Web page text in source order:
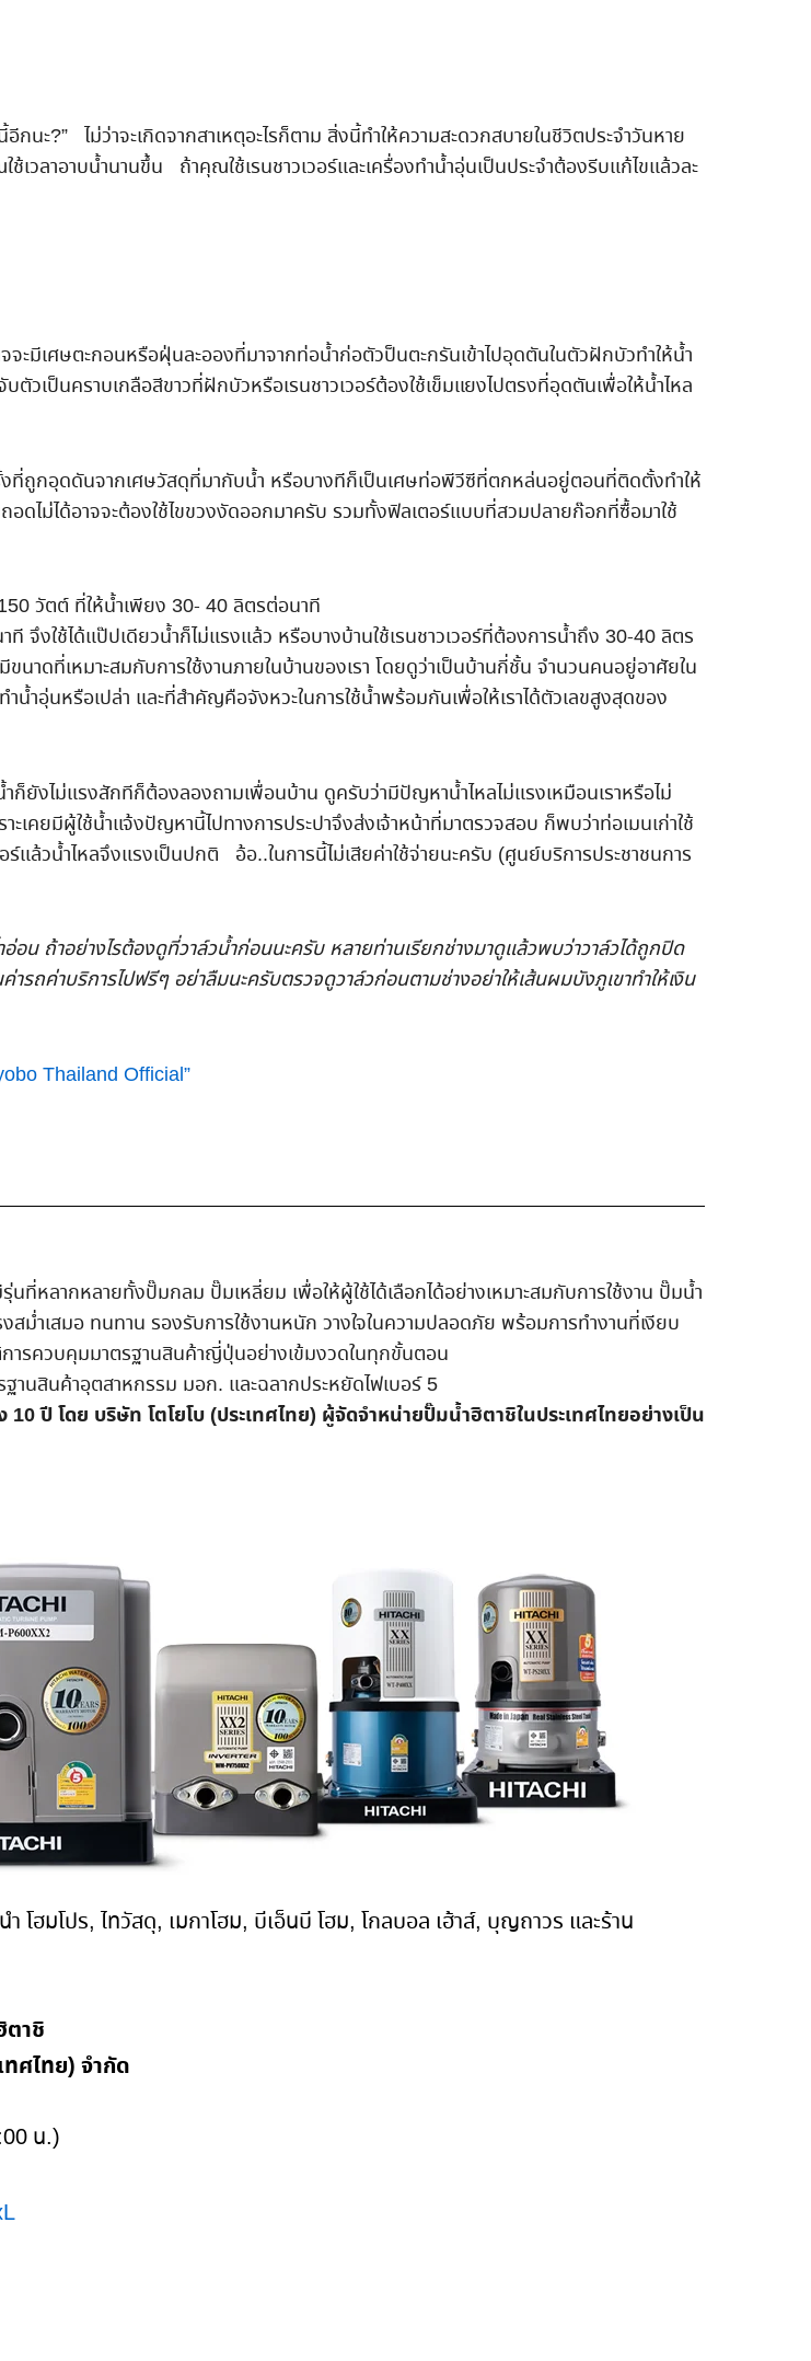
?” ไม่ว่าจะเกิดจากสาเหตุอะไรก็ตาม สิ่งนี้ทำให้ความสะดวกสบายในชีวิตประจำวันหาย
วลาอาบน้ำนานขึ้น ถ้าคุณใช้เรนชาวเวอร์และเครื่องทำน้ำอุ่นเป็นประจำต้องรีบแก้ไขแล้วละ
จจะมีเศษตะกอนหรือฝุ่นละอองที่มาจากท่อน้ำก่อตัวป็นตะกรันเข้าไปอุดตันในตัวฝักบัวทำให้น้ำ
วเป็นคราบเกลือสีขาวที่ฝักบัวหรือเรนชาวเวอร์ต้องใช้เข็มแยงไปตรงที่อุดตันเพื่อให้น้ำไหล
ถูกอุดดันจากเศษวัสดุที่มากับน้ำ หรือบางทีก็เป็นเศษท่อพีวีซีที่ตกหล่นอยู่ตอนที่ติดตั้งทำให้
ดไม่ได้อาจจะต้องใช้ไขขวงงัดออกมาครับ รวมทั้งฟิลเตอร์แบบที่สวมปลายก๊อกที่ซื้อมาใช้
วัตต์ ที่ให้น้ำเพียง 30- 40 ลิตรต่อนาที
งใช้ได้แป๊ปเดียวน้ำก็ไม่แรงแล้ว หรือบางบ้านใช้เรนชาวเวอร์ที่ต้องการน้ำถึง 30-40 ลิตร
าดที่เหมาะสมกับการใช้งานภายในบ้านของเรา โดยดูว่าเป็นบ้านกี่ชั้น จำนวนคนอยู่อาศัยใน
ำอุ่นหรือเปล่า และที่สำคัญคือจังหวะในการใช้น้ำพร้อมกันเพื่อให้เราได้ตัวเลขสูงสุดของ
ยังไม่แรงสักทีก็ต้องลองถามเพื่อนบ้าน ดูครับว่ามีปัญหาน้ำไหลไม่แรงเหมือนเราหรือไม่
ะเคยมีผู้ใช้น้ำแจ้งปัญหานี้ไปทางการประปาจึงส่งเจ้าหน้าที่มาตรวจสอบ ก็พบว่าท่อเมนเก่าใช้
แล้วน้ำไหลจึงแรงเป็นปกติ อ้อ..ในการนี้ไม่เสียค่าใช้จ่ายนะครับ (ศูนย์บริการประชาชนการ
น ถ้าอย่างไรต้องดูที่วาล์วน้ำก่อนนะครับ หลายท่านเรียกช่างมาดูแล้วพบว่าวาล์วได้ถูกปิด
รถค่าบริการไปฟรีๆ อย่าลืมนะครับตรวจดูวาล์วก่อนตามช่างอย่าให้เส้นผมบังภูเขาทำให้เงิน
Thailand Official”
หลากหลายทั้งปั๊มกลม ปั๊มเหลี่ยม เพื่อให้ผู้ใช้ได้เลือกได้อย่างเหมาะสมกับการใช้งาน ปั๊มน้ำ
ำเสมอ ทนทาน รองรับการใช้งานหนัก วางใจในความปลอดภัย พร้อมการทำงานที่เงียบ
ารควบคุมมาตรฐานสินค้าญี่ปุ่นอย่างเข้มงวดในทุกขั้นตอน
นสินค้าอุตสาหกรรม มอก. และฉลากประหยัดไฟเบอร์ 5
ปี โดย บริษัท โตโยโบ (ประเทศไทย) ผู้จัดจำหน่ายปั๊มน้ำฮิตาชิในประเทศไทยอย่างเป็น
ฮมโปร, ไทวัสดุ, เมกาโฮม, บีเอ็นบี โฮม, โกลบอล เฮ้าส์, บุญถาวร และร้าน
าชิ
ทศไทย) จำกัด
น.)